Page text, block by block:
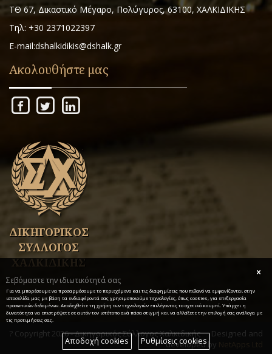
ΤΘ 67, Δικαστικό Μέγαρο, Πολύγυρος, 63100, ΧΑΛΚΙΔΙΚΗΣ
Τηλ: +30 2371022397
E-mail:dshalkidikis@dshalk.gr
Ακολουθήστε μας
ΔΙΚΗΓΟΡΙΚΟΣ
ΣΥΛΛΟΓΟΣ
ΧΑΛΚΙΔΙΚΗΣ
? Copyright 2026 - Δικηγορικός Σύλλογος Χαλκιδικής
Designed and
developed by NetApps Ltd
Σεβόμαστε την ιδιωτικότητά σας
Για να μπορέσουμε να προσαρμόσουμε το περιεχόμενο και τις διαφημίσεις που πιθανό να εμφανίζονται στην
ιστοσελίδα μας με βάση τα ενδιαφέροντά σας χρησιμοποιούμε τεχνολογίες, όπως cookies, για επεξεργασία
προσωπικών δεδομένων. Αποδεχθείτε τη χρήση των τεχνολογιών επιλέγοντας το σχετικό κουμπί. Υπάρχει η
δυνατότητα να επιστρέψετε σε αυτόν τον ιστότοπο ανά πάσα στιγμή και να αλλάξετε την επιλογή σας ανάλογα με
τις προτιμήσεις σας.
Αποδοχή cookies Ρυθμίσεις cookies